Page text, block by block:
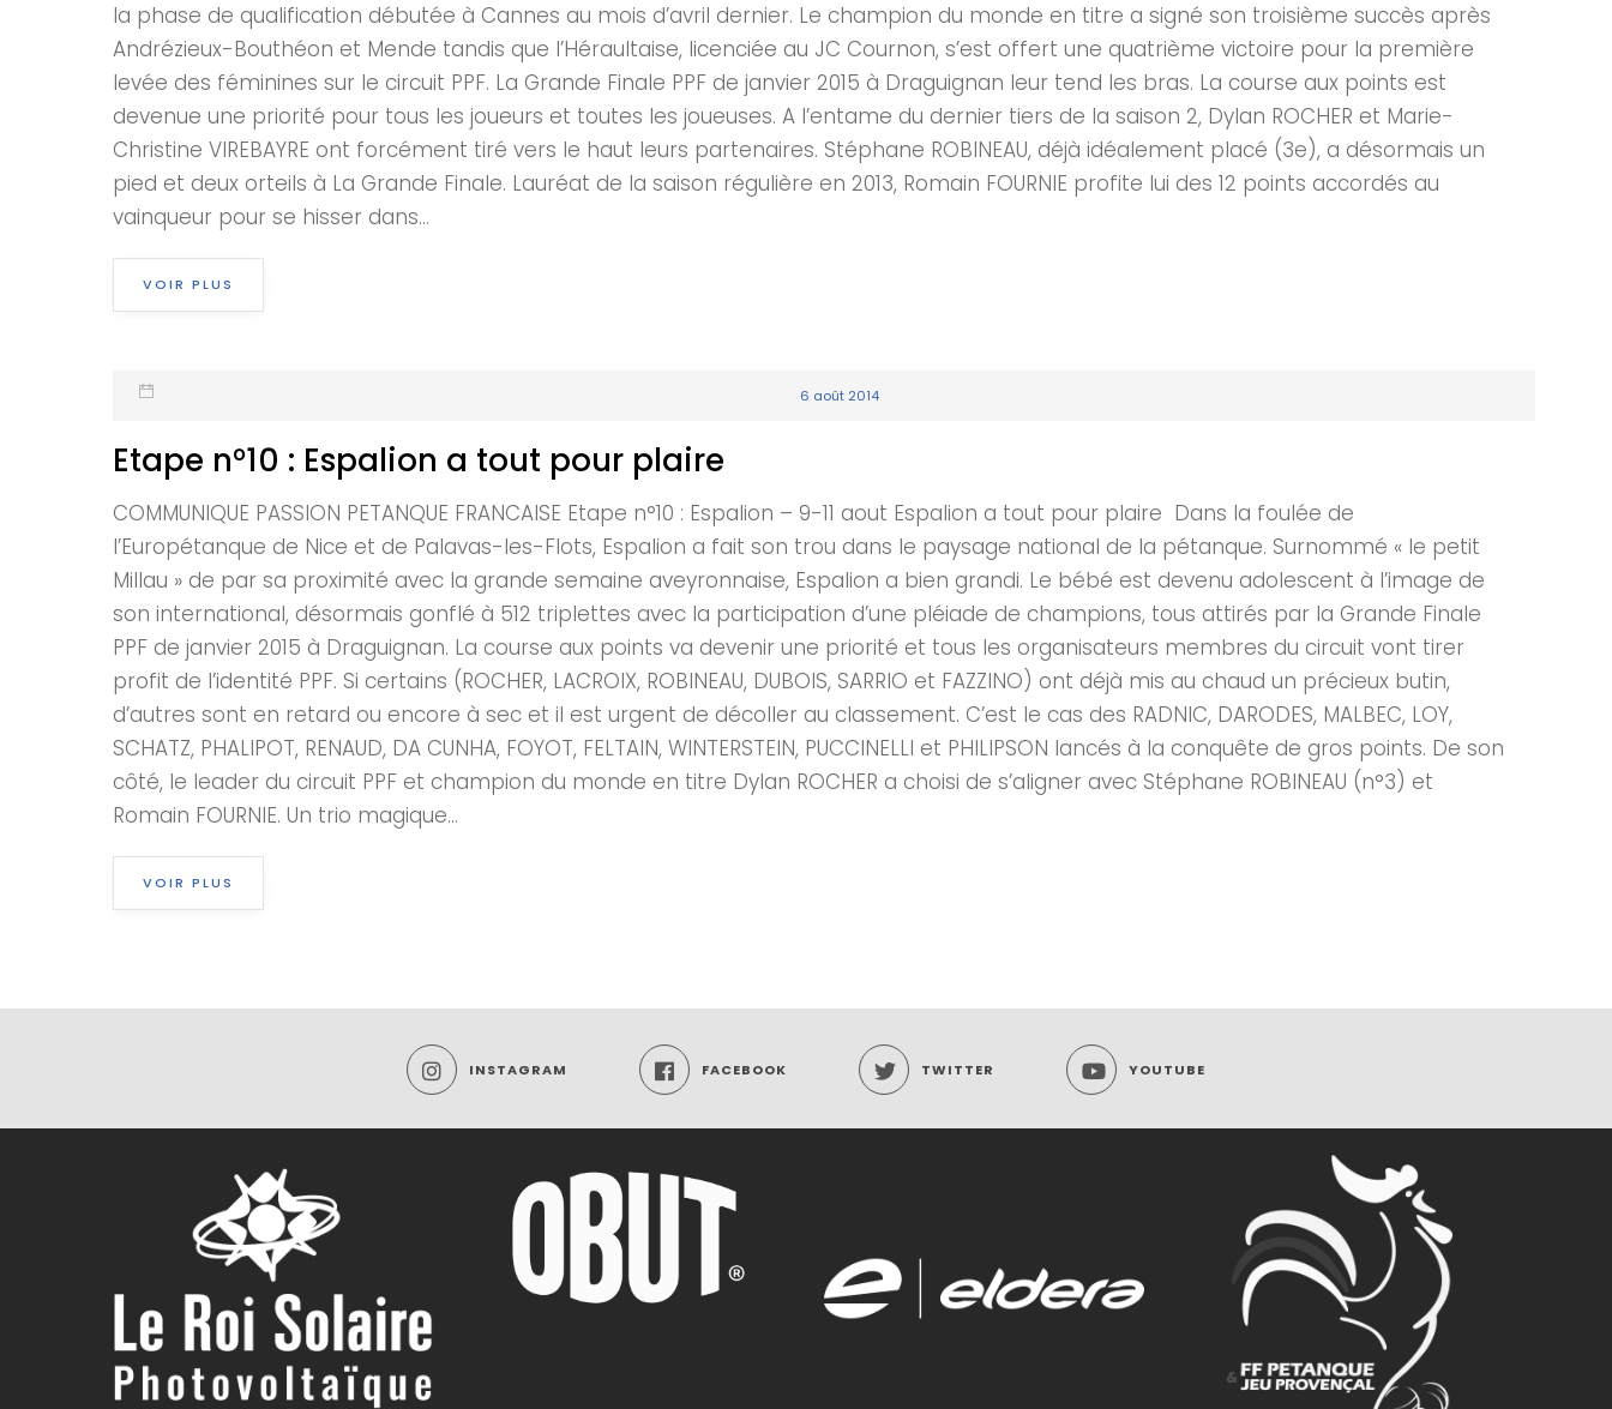
la phase de qualification débutée à Cannes au mois d’avril dernier. Le champion du monde en titre a signé son troisième succès après
Andrézieux-Bouthéon et Mende tandis que l’Héraultaise, licenciée au JC Cournon, s’est offert une quatrième victoire pour la première
levée des féminines sur le circuit PPF. La Grande Finale PPF de janvier 2015 à Draguignan leur tend les bras. La course aux points est
devenue une priorité pour tous les joueurs et toutes les joueuses. A l’entame du dernier tiers de la saison 2, Dylan ROCHER et Marie-
Christine VIREBAYRE ont forcément tiré vers le haut leurs partenaires. Stéphane ROBINEAU, déjà idéalement placé (3e), a désormais un
pied et deux orteils à La Grande Finale. Lauréat de la saison régulière en 2013, Romain FOURNIE profite lui des 12 points accordés au
vainqueur pour se hisser dans...
VOIR PLUS
6 août 2014
Etape n°10 : Espalion a tout pour plaire
COMMUNIQUE PASSION PETANQUE FRANCAISE Etape n°10 : Espalion – 9-11 aout Espalion a tout pour plaire Dans la foulée de
l’Europétanque de Nice et de Palavas-les-Flots, Espalion a fait son trou dans le paysage national de la pétanque. Surnommé « le petit
Millau » de par sa proximité avec la grande semaine aveyronnaise, Espalion a bien grandi. Le bébé est devenu adolescent à l’image de
son international, désormais gonflé à 512 triplettes avec la participation d’une pléiade de champions, tous attirés par la Grande Finale
PPF de janvier 2015 à Draguignan. La course aux points va devenir une priorité et tous les organisateurs membres du circuit vont tirer
profit de l’identité PPF. Si certains (ROCHER, LACROIX, ROBINEAU, DUBOIS, SARRIO et FAZZINO) ont déjà mis au chaud un précieux butin,
d’autres sont en retard ou encore à sec et il est urgent de décoller au classement. C’est le cas des RADNIC, DARODES, MALBEC, LOY,
SCHATZ, PHALIPOT, RENAUD, DA CUNHA, FOYOT, FELTAIN, WINTERSTEIN, PUCCINELLI et PHILIPSON lancés à la conquête de gros points. De son
côté, le leader du circuit PPF et champion du monde en titre Dylan ROCHER a choisi de s’aligner avec Stéphane ROBINEAU (n°3) et
Romain FOURNIE. Un trio magique...
VOIR PLUS
INSTAGRAM FACEBOOK TWITTER YOUTUBE